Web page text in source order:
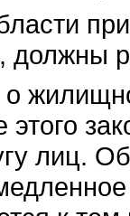
должны
лиц.